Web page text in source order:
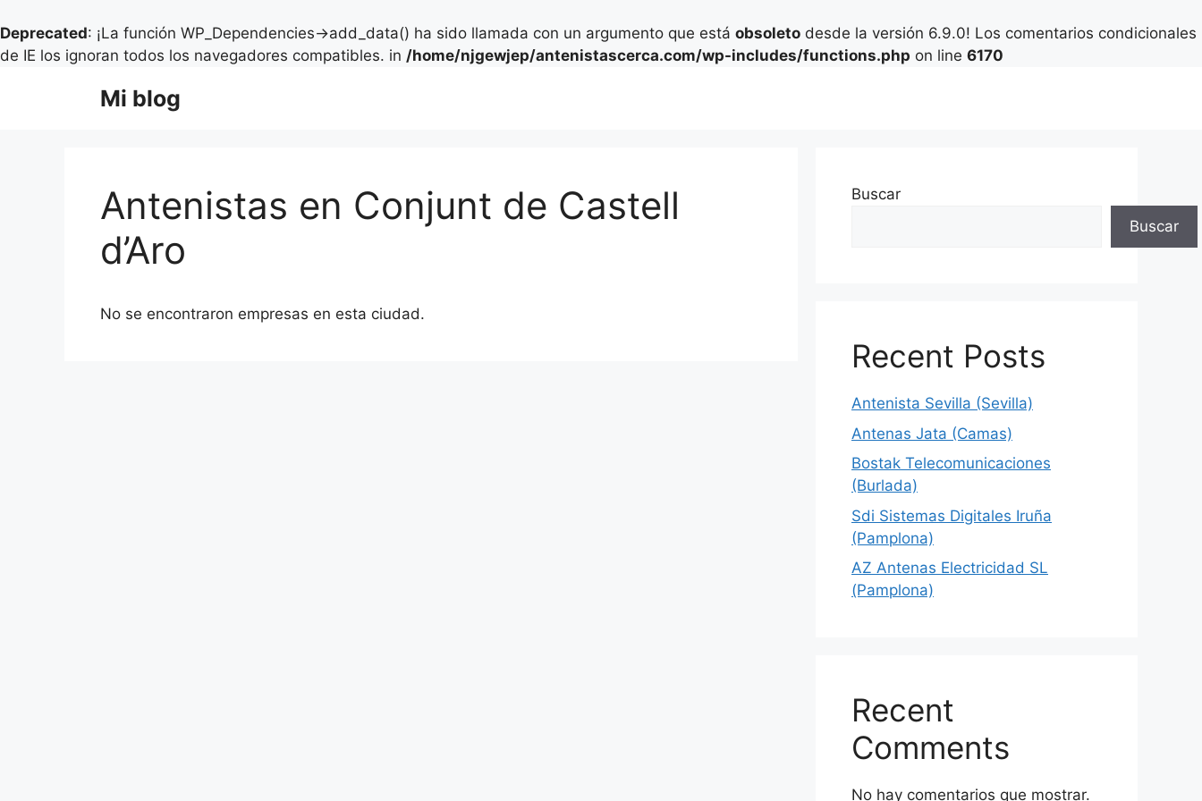
Deprecated: ¡La función WP_Dependencies->add_data() ha sido llamada con un argumento que está obsoleto desde la versión 6.9.0! Los comentarios condicionales
de IE los ignoran todos los navegadores compatibles. in /home/njgewjep/antenistascerca.com/wp-includes/functions.php on line 6170
Mi blog
Antenistas en Conjunt de Castell
d’Aro
No se encontraron empresas en esta ciudad.
Buscar
Buscar
Recent Posts
Antenista Sevilla (Sevilla)
Antenas Jata (Camas)
Bostak Telecomunicaciones
(Burlada)
Sdi Sistemas Digitales Iruña
(Pamplona)
AZ Antenas Electricidad SL
(Pamplona)
Recent
Comments
No hay comentarios que mostrar.